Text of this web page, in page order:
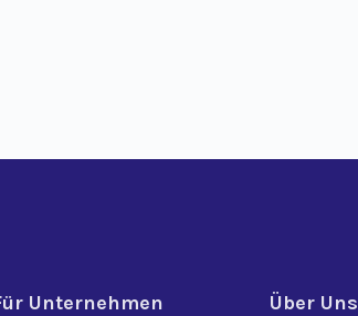
Unternehmen
Über Uns